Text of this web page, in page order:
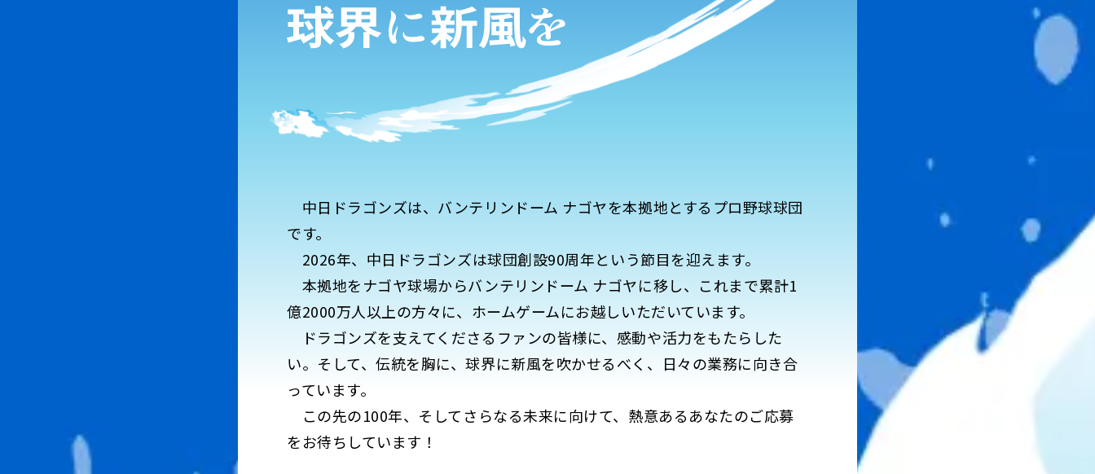
中日ドラゴンズは、バンテリンドーム ナゴヤを本拠地とするプロ野球球団
です。
2026年、中日ドラゴンズは球団創設90周年という節目を迎えます。
本拠地をナゴヤ球場からバンテリンドーム ナゴヤに移し、これまで累計1
億2000万人以上の方々に、ホームゲームにお越しいただいています。
ドラゴンズを支えてくださるファンの皆様に、感動や活力をもたらした
い。そして、伝統を胸に、球界に新風を吹かせるべく、日々の業務に向き合
っています。
この先の100年、そしてさらなる未来に向けて、熱意あるあなたのご応募
をお待ちしています！